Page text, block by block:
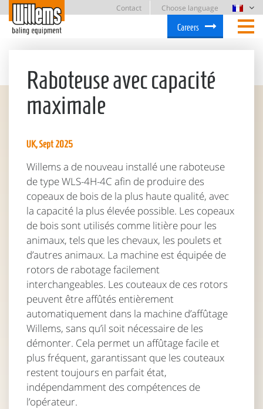
Contact
Choose language
Careers
Raboteuse avec capacité
maximale
UK, Sept 2025
Willems a de nouveau installé une raboteuse
de type WLS-4H-4C afin de produire des
copeaux de bois de la plus haute qualité, avec
la capacité la plus élevée possible. Les copeaux
de bois sont utilisés comme litière pour les
animaux, tels que les chevaux, les poulets et
d’autres animaux. La machine est équipée de
rotors de rabotage facilement
interchangeables. Les couteaux de ces rotors
peuvent être affûtés entièrement
automatiquement dans la machine d’affûtage
Willems, sans qu’il soit nécessaire de les
démonter. Cela permet un affûtage facile et
plus fréquent, garantissant que les couteaux
restent toujours en parfait état,
indépendamment des compétences de
l’opérateur.